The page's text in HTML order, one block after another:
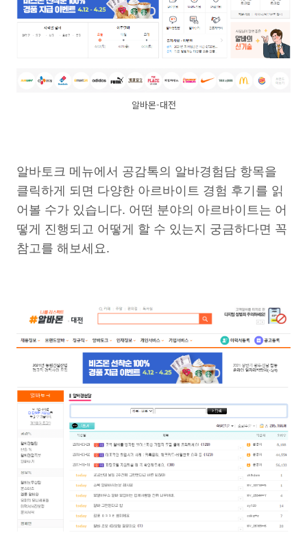
알바몬-대전
알바토크 메뉴에서 공감톡의 알바경험담 항목을
클릭하게 되면 다양한 아르바이트 경험 후기를 읽
어볼 수가 있습니다. 어떤 분야의 아르바이트는 어
떻게 진행되고 어떻게 할 수 있는지 궁금하다면 꼭
참고를 해보세요.